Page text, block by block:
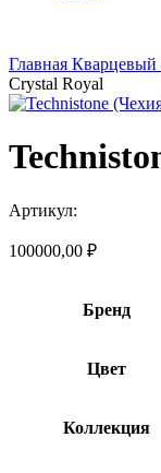
Главная Кварцевый
Crystal Royal
Артикул:
100000,00 ₽
Бренд
Цвет
Коллекция